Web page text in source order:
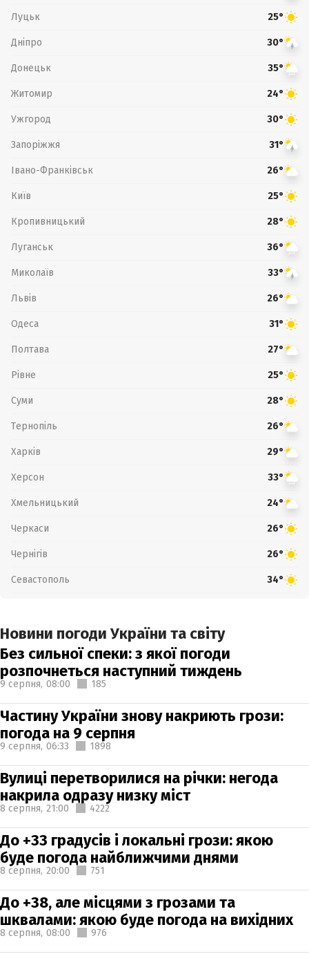
Луцьк 25°
Дніпро 30°
Донецьк 35°
Житомир 24°
Ужгород 30°
Запоріжжя 31°
Івано-Франківськ 26°
Київ 25°
Кропивницький 28°
Луганськ 36°
Миколаїв 33°
Львів 26°
Одеса 31°
Полтава 27°
Рівне 25°
Суми 28°
Тернопіль 26°
Харків 29°
Херсон 33°
Хмельницький 24°
Черкаси 26°
Чернігів 26°
Севастополь 34°
Новини погоди України та світу
Без сильної спеки: з якої погоди
розпочнеться наступний тиждень
9 серпня, 08:00 185
Частину України знову накриють грози:
погода на 9 серпня
9 серпня, 06:33 1898
Вулиці перетворилися на річки: негода
накрила одразу низку міст
8 серпня, 21:00 4222
До +33 градусів і локальні грози: якою
буде погода найближчими днями
8 серпня, 20:00 751
До +38, але місцями з грозами та
шквалами: якою буде погода на вихідних
8 серпня, 08:00 976